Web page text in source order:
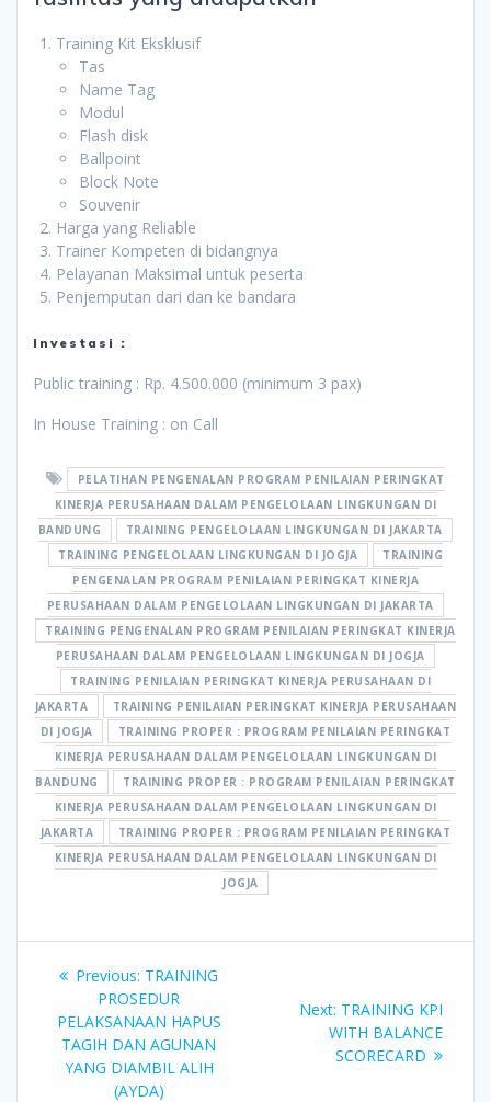
Training Kit Eksklusif
Tas
Name Tag
Modul
Flash disk
Ballpoint
Block Note
Souvenir
Harga yang Reliable
Trainer Kompeten di bidangnya
Pelayanan Maksimal untuk peserta
Penjemputan dari dan ke bandara
Investasi :
Public training : Rp. 4.500.000 (minimum 3 pax)
In House Training : on Call
PELATIHAN PENGENALAN PROGRAM PENILAIAN PERINGKAT
KINERJA PERUSAHAAN DALAM PENGELOLAAN LINGKUNGAN DI
BANDUNG
TRAINING PENGELOLAAN LINGKUNGAN DI JAKARTA
TRAINING PENGELOLAAN LINGKUNGAN DI JOGJA
TRAINING
PENGENALAN PROGRAM PENILAIAN PERINGKAT KINERJA
PERUSAHAAN DALAM PENGELOLAAN LINGKUNGAN DI JAKARTA
TRAINING PENGENALAN PROGRAM PENILAIAN PERINGKAT KINERJA
PERUSAHAAN DALAM PENGELOLAAN LINGKUNGAN DI JOGJA
TRAINING PENILAIAN PERINGKAT KINERJA PERUSAHAAN DI
JAKARTA
TRAINING PENILAIAN PERINGKAT KINERJA PERUSAHAAN
DI JOGJA
TRAINING PROPER : PROGRAM PENILAIAN PERINGKAT
KINERJA PERUSAHAAN DALAM PENGELOLAAN LINGKUNGAN DI
BANDUNG
TRAINING PROPER : PROGRAM PENILAIAN PERINGKAT
KINERJA PERUSAHAAN DALAM PENGELOLAAN LINGKUNGAN DI
JAKARTA
TRAINING PROPER : PROGRAM PENILAIAN PERINGKAT
KINERJA PERUSAHAAN DALAM PENGELOLAAN LINGKUNGAN DI
JOGJA
Post
navigation
Previous: Previous
post:
TRAINING
PROSEDUR
PELAKSANAAN HAPUS
TAGIH DAN AGUNAN
YANG DIAMBIL ALIH
(AYDA)
Next: Next
post:
TRAINING KPI
WITH BALANCE
SCORECARD